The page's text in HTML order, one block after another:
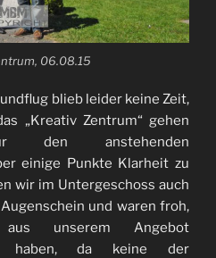
06.08.15
blieb leider keine Zeit,
„Kreativ Zentrum“ gehen
anstehenden
einige Punkte Klarheit zu
wir im Untergeschoss auch
und waren froh,
unserem Angebot
haben, da keine der